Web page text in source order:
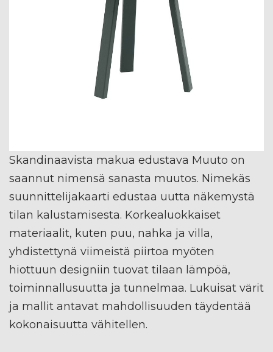
Skandinaavista makua edustava Muuto on
saannut nimensä sanasta muutos. Nimekäs
suunnittelijakaarti edustaa uutta näkemystä
tilan kalustamisesta. Korkealuokkaiset
materiaalit, kuten puu, nahka ja villa,
yhdistettynä viimeistä piirtoa myöten
hiottuun designiin tuovat tilaan lämpöä,
toiminnallusuutta ja tunnelmaa. Lukuisat värit
ja mallit antavat mahdollisuuden täydentää
kokonaisuutta vähitellen.